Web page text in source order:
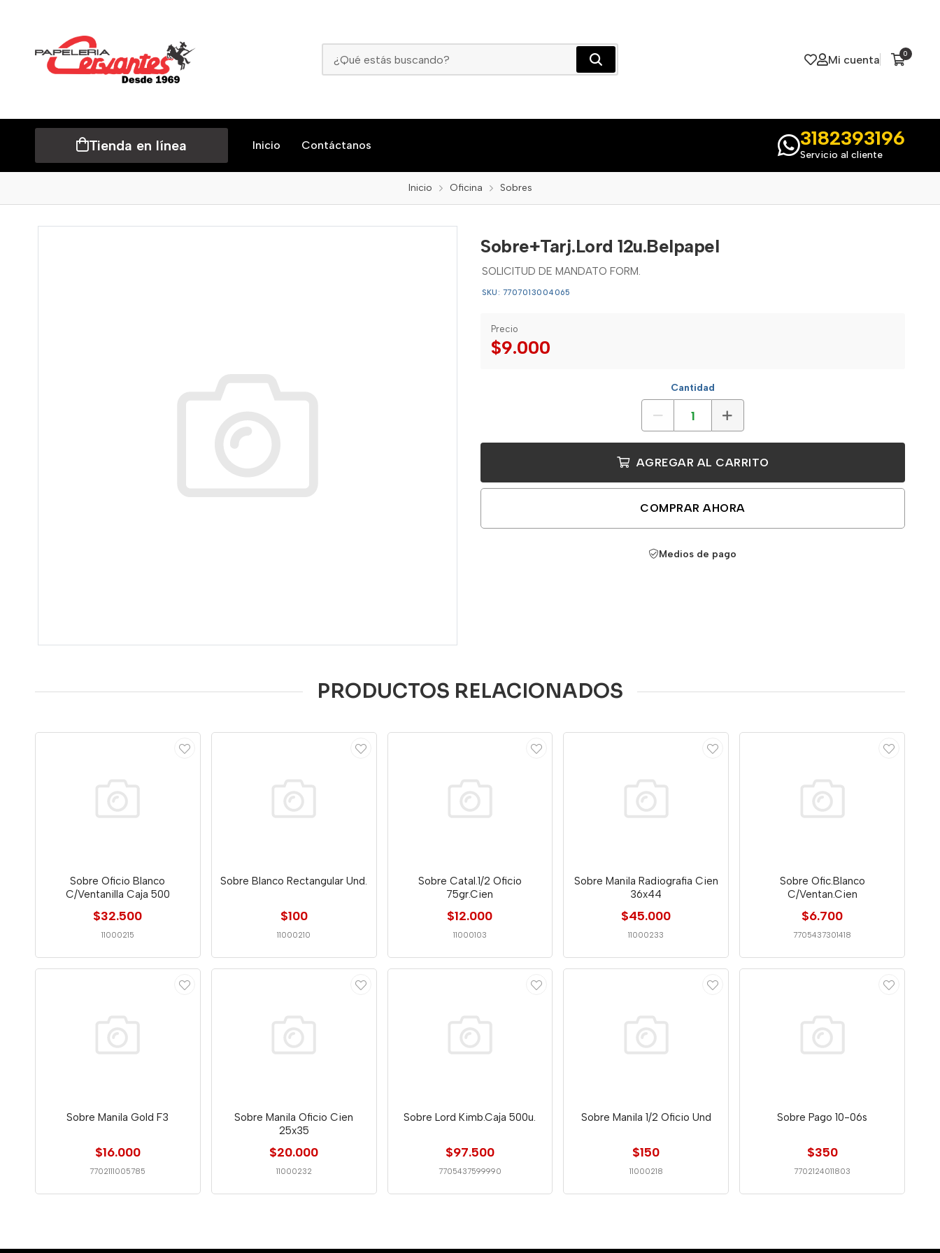
Mi cuenta 0
Tienda en línea Inicio Contáctanos 3182393196
Servicio al cliente
Inicio Oficina Sobres
Sobre+Tarj.Lord 12u.Belpapel
SOLICITUD DE MANDATO FORM.
SKU: 7707013004065
Precio
$9.000
Cantidad
AGREGAR AL CARRITO
COMPRAR AHORA
Medios de pago
PRODUCTOS RELACIONADOS
Sobre Oficio Blanco
C/Ventanilla Caja 500
$32.500
11000215
Sobre Blanco Rectangular Und.
$100
11000210
Sobre Catal.1/2 Oficio
75gr.Cien
$12.000
11000103
Sobre Manila Radiografia Cien
36x44
$45.000
11000233
Sobre Ofic.Blanco
C/Ventan.Cien
$6.700
7705437301418
Sobre Manila Gold F3
$16.000
7702111005785
Sobre Manila Oficio Cien
25x35
$20.000
11000232
Sobre Lord Kimb.Caja 500u.
$97.500
7705437599990
Sobre Manila 1/2 Oficio Und
$150
11000218
Sobre Pago 10-06s
$350
7702124011803